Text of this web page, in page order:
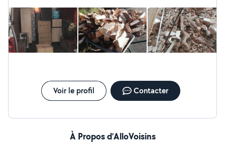
Voir le profil Contacter
À Propos d’AlloVoisins